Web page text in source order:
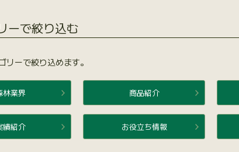
ーで絞り込む
リーで絞り込めます。
林業界 商品紹介
績紹介 お役立ち情報